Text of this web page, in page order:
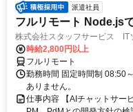
派遣社員
フルリモート Node.js
株式会社スタッフサービス IT
時給2,800円以上
フルリモート
勤務時間 固定時間制 08:50
ありません。
仕事内容 【AIチャットサー